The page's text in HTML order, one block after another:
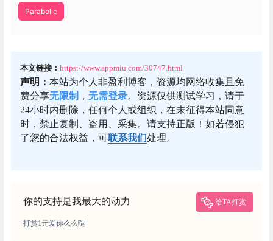
Parabolic
本文链接： https://www.appmiu.com/30747.html
声明： 本站为个人非盈利博客，资源均网络收集且免
费分享无限制 ， 无需登录。资源仅供测试学习，请于
24小时内删除，任何个人或组织，在未征得本站同意
时，禁止复制、盗用、采集。请支持正版！如若侵犯
了您的合法权益，可联系我们处理。
你的支持是我最大的动力 给TA打赏
打赏1元爱你么么哒